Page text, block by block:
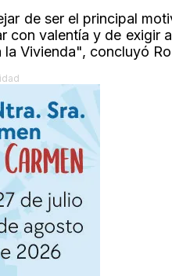
de ser el principal
con valentía y de exigir
Vivienda", concluyó